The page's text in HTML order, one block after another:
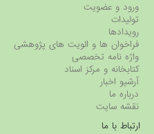
ورود و عضویت
تولیدات
رویدادها
فراخوان ها و الویت های پژوهشی
واژه نامه تخصصی
کتابخانه و مرکز اسناد
آرشیو اخبار
درباره ما
نقشه سایت
ارتباط با ما